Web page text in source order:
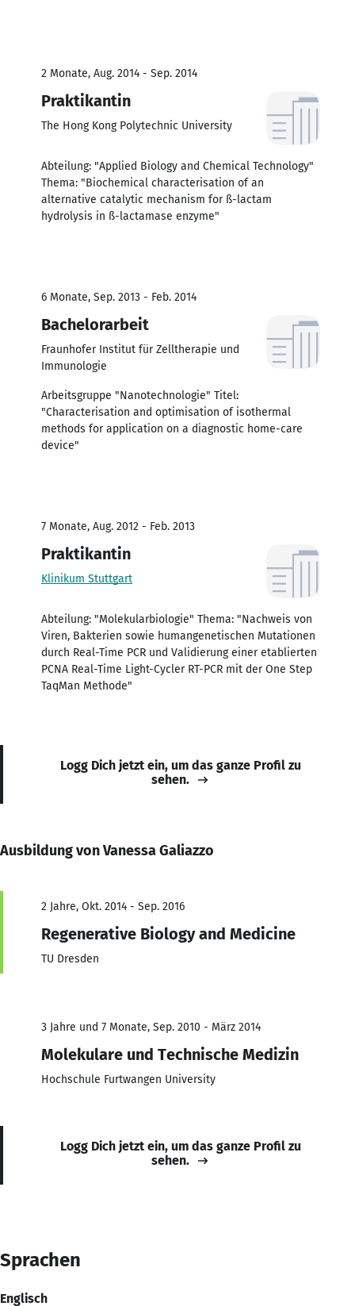
2 Monate, Aug. 2014 - Sep. 2014
Praktikantin
The Hong Kong Polytechnic University
Abteilung: "Applied Biology and Chemical Technology"
Thema: "Biochemical characterisation of an
alternative catalytic mechanism for ß-lactam
hydrolysis in ß-lactamase enzyme"
6 Monate, Sep. 2013 - Feb. 2014
Bachelorarbeit
Fraunhofer Institut für Zelltherapie und
Immunologie
Arbeitsgruppe "Nanotechnologie" Titel:
"Characterisation and optimisation of isothermal
methods for application on a diagnostic home-care
device"
7 Monate, Aug. 2012 - Feb. 2013
Praktikantin
Klinikum Stuttgart
Abteilung: "Molekularbiologie" Thema: "Nachweis von
Viren, Bakterien sowie humangenetischen Mutationen
durch Real-Time PCR und Validierung einer etablierten
PCNA Real-Time Light-Cycler RT-PCR mit der One Step
TaqMan Methode"
Logg Dich jetzt ein, um das ganze Profil zu
sehen.
Ausbildung von Vanessa Galiazzo
2 Jahre, Okt. 2014 - Sep. 2016
Regenerative Biology and Medicine
TU Dresden
3 Jahre und 7 Monate, Sep. 2010 - März 2014
Molekulare und Technische Medizin
Hochschule Furtwangen University
Logg Dich jetzt ein, um das ganze Profil zu
sehen.
Sprachen
Englisch